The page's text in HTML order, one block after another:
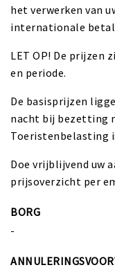
het verwerken van
internationale
LET OP! De prijzen
en periode.
De basisprijzen
nacht bij bezetting
Toeristenbelasting
Doe vrijblijvend uw
prijsoverzicht per
BORG
-